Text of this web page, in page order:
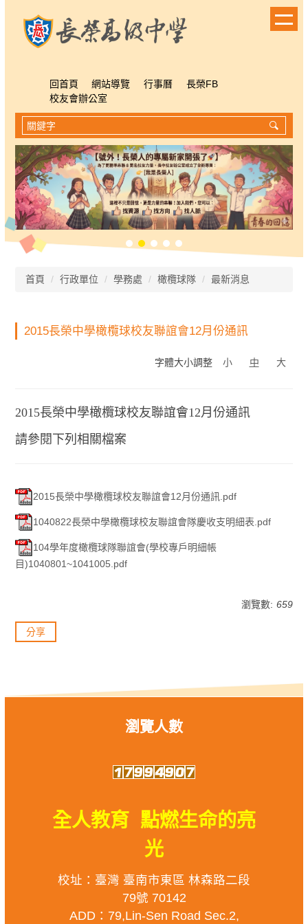
回首頁 網站導覽 行事曆
長榮FB
校友會辦公室
首頁 行政單位 學務處 橄欖球隊 最新消息
2015長榮中學橄欖球校友聯誼會12月份通訊
字體大小調整 小 中 大
2015長榮中學橄欖球校友聯誼會12月份通訊
請參閱下列相關檔案
2015長榮中學橄欖球校友聯誼會12月份通訊.pdf
1040822長榮中學橄欖球校友聯誼會隊慶收支明細表.pdf
104學年度橄欖球隊聯誼會(學校專戶明細帳
目)1040801~1041005.pdf
瀏覽數: 659
分享
瀏覽人數
全人教育 點燃生命的亮
光
校址：臺灣 臺南市東區 林森路二段
79號 70142
ADD：79,Lin-Sen Road Sec.2,